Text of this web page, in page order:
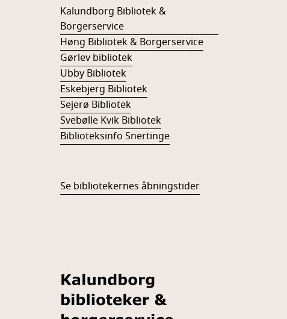
Kalundborg Bibliotek &
Borgerservice
Høng Bibliotek & Borgerservice
Gørlev bibliotek
Ubby Bibliotek
Eskebjerg Bibliotek
Sejerø Bibliotek
Svebølle Kvik Bibliotek
Biblioteksinfo Snertinge
Se bibliotekernes åbningstider